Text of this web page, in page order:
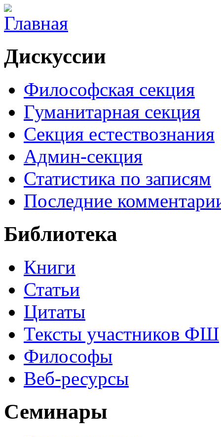
Дискуссии
Философская секция
Гуманитарная секция
Секция естествознания
Админ-секция
Статистика по записям
Последние
Библиотека
Книги
Статьи
Цитаты
Тексты участников ФШ
Философы
Веб-ресурсы
Семинары